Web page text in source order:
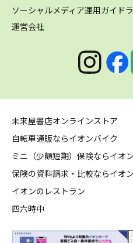
ソーシャルメディア運用ガイド
運営会社
未来屋書店オンラインストア
自転車通販ならイオンバイク
ミニ（少額短期）保険ならイオ
保険の資料請求・比較ならイオ
イオンのレストラン
四六時中